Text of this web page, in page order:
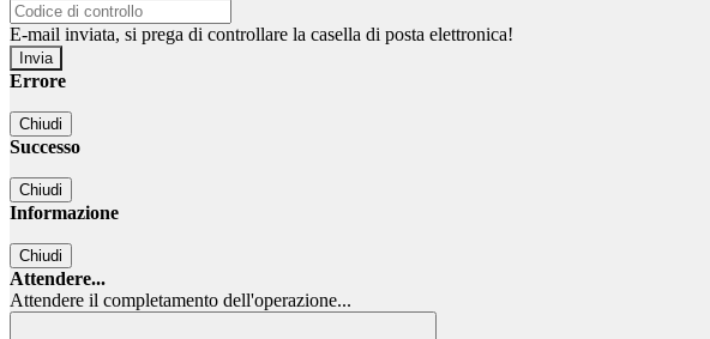
E-mail inviata, si prega di controllare la casella di posta elettronica!
Errore
Chiudi
Successo
Chiudi
Informazione
Chiudi
Attendere...
Attendere il completamento dell'operazione...